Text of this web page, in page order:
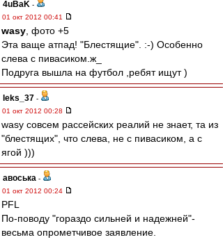
4uBaK -
01 окт 2012 00:41
wasy , фото +5
Эта ваще атпад! "Блестящие". :-) Особенно
слева с пивасиком.ж_
Подруга вышла на футбол ,ребят ищут )
leks_37 -
01 окт 2012 00:28
wasy совсем рассейских реалий не знает, та из
"блестящих", что слева, не с пивасиком, а с
ягой )))
авоська -
01 окт 2012 00:24
PFL
По-поводу "гораздо сильней и надежней"-
весьма опрометчивое заявление.